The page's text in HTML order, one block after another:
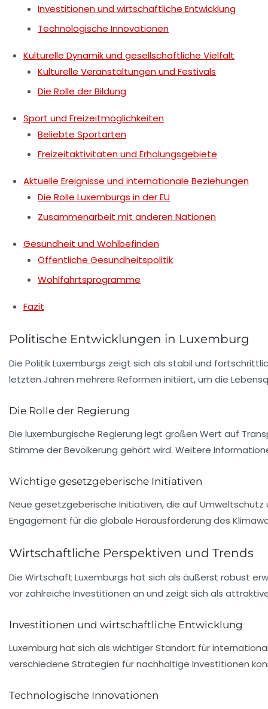
Investitionen und wirtschaftliche Entwicklung
Technologische Innovationen
Kulturelle Dynamik und gesellschaftliche Vielfalt
Kulturelle Veranstaltungen und Festivals
Die Rolle der Bildung
Sport und Freizeitmöglichkeiten
Beliebte Sportarten
Freizeitaktivitäten und Erholungsgebiete
Aktuelle Ereignisse und internationale Beziehungen
Die Rolle Luxemburgs in der EU
Zusammenarbeit mit anderen Nationen
Gesundheit und Wohlbefinden
Öffentliche Gesundheitspolitik
Wohlfahrtsprogramme
Fazit
Politische Entwicklungen in Luxemburg
Die Politik Luxemburgs zeigt sich als stabil und
letzten Jahren mehrere Reformen initiiert, um die
Die Rolle der Regierung
Die luxemburgische Regierung legt großen Wert auf
Stimme der Bevölkerung gehört wird. Weitere
Wichtige gesetzgeberische Initiativen
Neue gesetzgeberische Initiativen, die auf Umweltschutz
Engagement für die globale Herausforderung des
Wirtschaftliche Perspektiven und Trends
Die Wirtschaft Luxemburgs hat sich als äußerst robust
vor zahlreiche Investitionen an und zeigt sich als
Investitionen und wirtschaftliche Entwicklung
Luxemburg hat sich als wichtiger Standort für
verschiedene Strategien für nachhaltige Investitionen
Technologische Innovationen